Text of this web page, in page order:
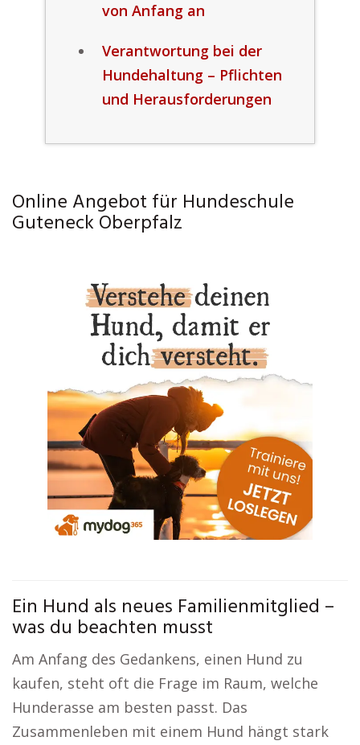
von Anfang an
Verantwortung bei der
Hundehaltung – Pflichten
und Herausforderungen
Online Angebot für Hundeschule
Guteneck Oberpfalz
Ein Hund als neues Familienmitglied –
was du beachten musst
Am Anfang des Gedankens, einen Hund zu
kaufen, steht oft die Frage im Raum, welche
Hunderasse am besten passt. Das
Zusammenleben mit einem Hund hängt stark